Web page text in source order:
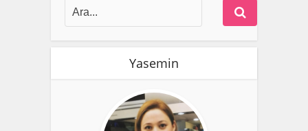
Yasemin